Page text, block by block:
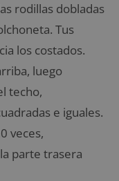
rodillas dobladas
Tus
los costados.
luego
techo,
e iguales.
veces,
parte trasera